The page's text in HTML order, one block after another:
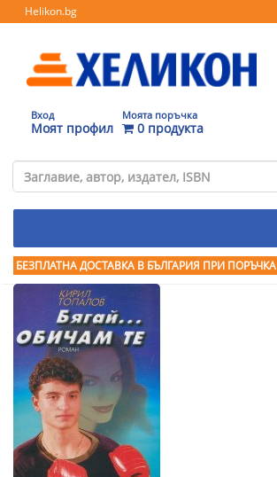
Helikon.bg
Вход
Моят профил
Моята поръчка
0 продукта
БЕЗПЛАТНА ДОСТАВКА В БЪЛГАРИЯ ПРИ ПОРЪЧКА